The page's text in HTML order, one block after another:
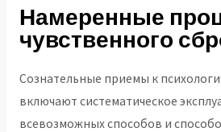
Намеренные
чувственного
Сознательные приемы к
включают систематическое
всевозможных способов и